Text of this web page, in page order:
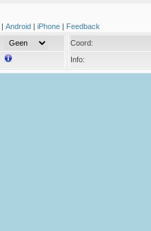
| Android | iPhone | Feedback
Coord:
Info: